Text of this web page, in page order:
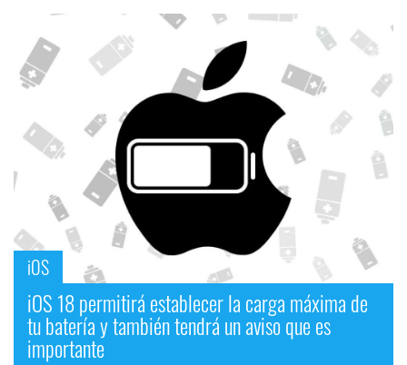
iOS
iOS 18 permitirá establecer la carga máxima de
tu batería y también tendrá un aviso que es
importante